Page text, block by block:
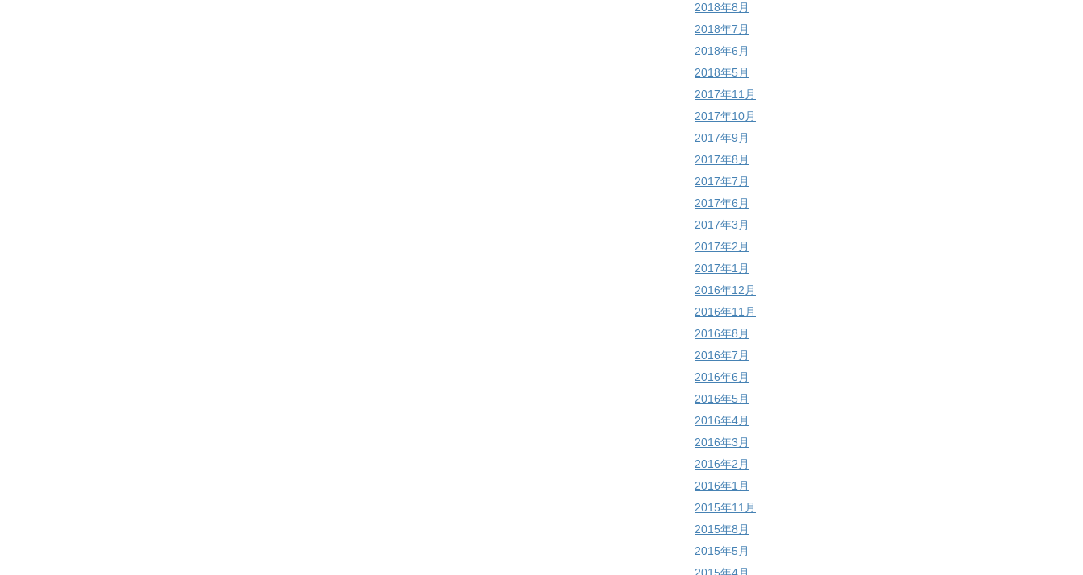
2018年8月
2018年7月
2018年6月
2018年5月
2017年11月
2017年10月
2017年9月
2017年8月
2017年7月
2017年6月
2017年3月
2017年2月
2017年1月
2016年12月
2016年11月
2016年8月
2016年7月
2016年6月
2016年5月
2016年4月
2016年3月
2016年2月
2016年1月
2015年11月
2015年8月
2015年5月